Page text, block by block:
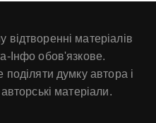
матеріалів
Інфо обов'язкове.
думку автора і
матеріали.